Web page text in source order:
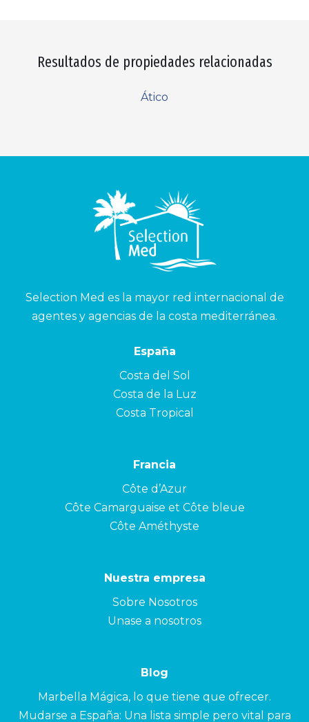
Resultados de propiedades relacionadas
Ático
Selection Med es la mayor red internacional de
agentes y agencias de la costa mediterránea.
España
Costa del Sol
Costa de la Luz
Costa Tropical
Francia
Côte d’Azur
Côte Camarguaise et Côte bleue
Côte Améthyste
Nuestra empresa
Sobre Nosotros
Unase a nosotros
Blog
Marbella Mágica, lo que tiene que ofrecer.
Mudarse a España: Una lista simple pero vital para